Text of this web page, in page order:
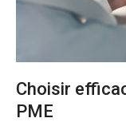
Choisir
PME